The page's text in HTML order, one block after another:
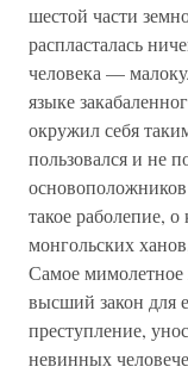
шестой части
распласталась
человека —
языке
окружил себя
пользовался и не
такое раболепие,
монгольских
Самое мимолетное
высший закон для
преступление,
невинных